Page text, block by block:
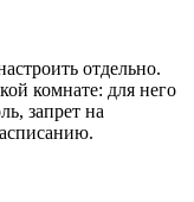
отдельно.
комнате: для него
запрет на